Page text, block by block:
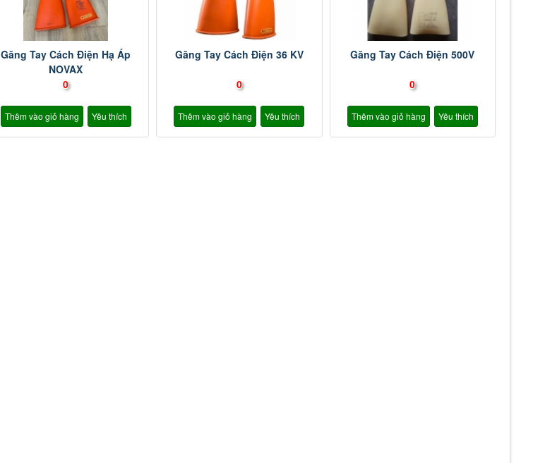
Găng Tay Cách Điện Hạ Áp
NOVAX
0
Thêm vào giỏ hàng Yêu thích
Găng Tay Cách Điện 36 KV
0
Thêm vào giỏ hàng Yêu thích
Găng Tay Cách Điện 500V
0
Thêm vào giỏ hàng Yêu thích